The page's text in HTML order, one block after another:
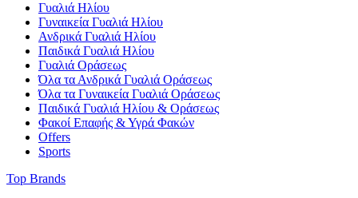
Γυαλιά Ηλίου
Γυναικεία Γυαλιά Ηλίου
Ανδρικά Γυαλιά Ηλίου
Παιδικά Γυαλιά Ηλίου
Γυαλιά Οράσεως
Όλα τα Ανδρικά Γυαλιά Οράσεως
Όλα τα Γυναικεία Γυαλιά Οράσεως
Παιδικά Γυαλιά Ηλίου & Οράσεως
Φακοί Επαφής & Υγρά Φακών
Offers
Sports
Top Brands